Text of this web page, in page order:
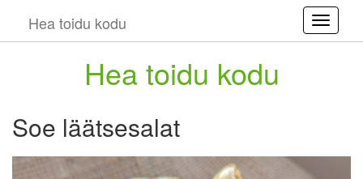
Hea toidu kodu
Hea toidu kodu
Soe läätsesalat